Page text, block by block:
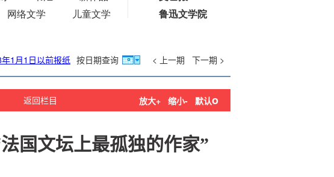
1月1日以前报纸 按日期查询 < 上一期 下一期 >
返回栏目 放大+ 缩小- 默认o
国文坛上最孤独的作家”